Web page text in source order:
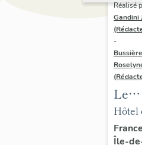
Réalisé
Gandini
-
Bussière
Le
de
Hôtel
ville
France
Île-